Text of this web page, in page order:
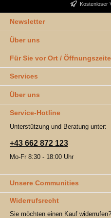
Kostenloser
Newsletter
Über uns
Für Sie vor Ort /
Services
Über uns
Service-Hotline
Unterstützung und Beratung unter:
+43 662 872 123
Mo-Fr 8:30 - 18:00 Uhr
Unsere Communities
Widerrufsrecht
Sie möchten einen Kauf